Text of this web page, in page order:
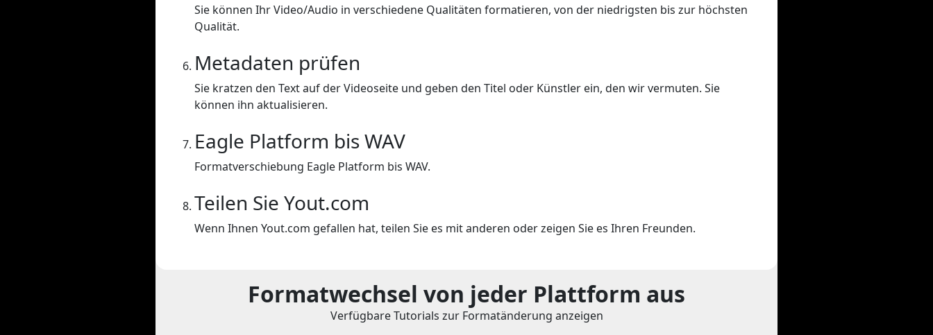
Sie können Ihr Video/Audio in verschiedene Qualitäten formatieren, von der niedrigsten bis zur höchsten
Qualität.
Metadaten prüfen
Sie kratzen den Text auf der Videoseite und geben den Titel oder Künstler ein, den wir vermuten. Sie
können ihn aktualisieren.
Eagle Platform bis WAV
Formatverschiebung Eagle Platform bis WAV.
Teilen Sie Yout.com
Wenn Ihnen Yout.com gefallen hat, teilen Sie es mit anderen oder zeigen Sie es Ihren Freunden.
Formatwechsel von jeder Plattform aus
Verfügbare Tutorials zur Formatänderung anzeigen